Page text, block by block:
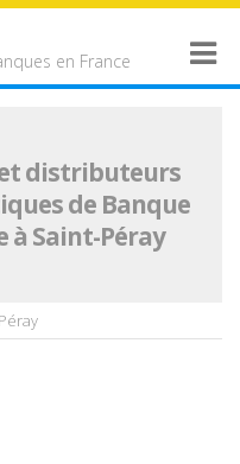
en France
distributeurs
de Banque
à Saint-Péray